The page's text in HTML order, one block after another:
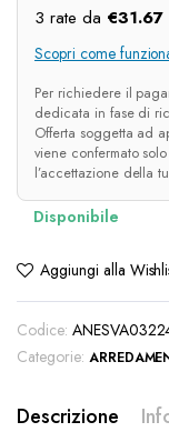
3 rate da €31.67
Scopri come
Per richiedere il
dedicata in fase di
Offerta soggetta ad
viene confermato
l’accettazione della
Aggiungi alla
Codice:
Categorie:
Descrizione